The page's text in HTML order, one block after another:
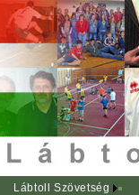
Lábtoll Szövetség